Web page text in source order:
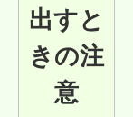
出すと
きの注
意